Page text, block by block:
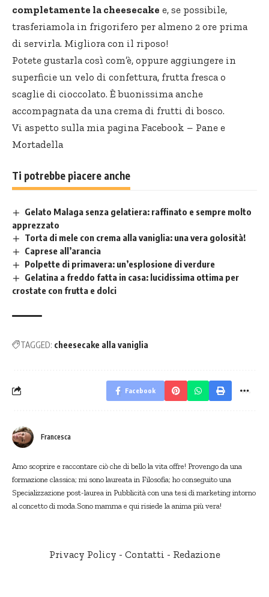
completamente la cheesecake e, se possibile,
trasferiamola in frigorifero per almeno 2 ore prima
di servirla. Migliora con il riposo!
Potete gustarla così com’è, oppure aggiungere in
superficie un velo di confettura, frutta fresca o
scaglie di cioccolato. È buonissima anche
accompagnata da una crema di frutti di bosco.
Vi aspetto sulla mia pagina Facebook – Pane e
Mortadella
Ti potrebbe piacere anche
Gelato Malaga senza gelatiera: raffinato e sempre molto
apprezzato
Torta di mele con crema alla vaniglia: una vera golosità!
Caprese all’arancia
Polpette di primavera: un’esplosione di verdure
Gelatina a freddo fatta in casa: lucidissima ottima per
crostate con frutta e dolci
TAGGED: cheesecake alla vaniglia
Facebook
Francesca
Amo scoprire e raccontare ciò che di bello la vita offre! Provengo da una
formazione classica; mi sono laureata in Filosofia; ho conseguito una
Specializzazione post-laurea in Pubblicità con una tesi di marketing intorno
al concetto di moda.Sono mamma e qui risiede la anima più vera!
Privacy Policy - Contatti - Redazione